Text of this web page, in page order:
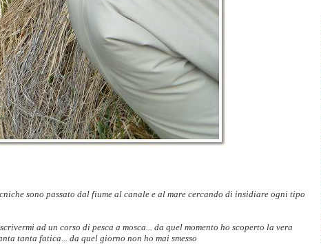
sono passato dal fiume al canale e al mare cercando di insidiare ogni tipo
ad un corso di pesca a mosca... da quel momento ho scoperto la vera
tanta fatica... da quel giorno non ho mai smesso